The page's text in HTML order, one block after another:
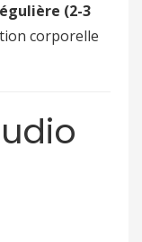
(2-3
corporelle